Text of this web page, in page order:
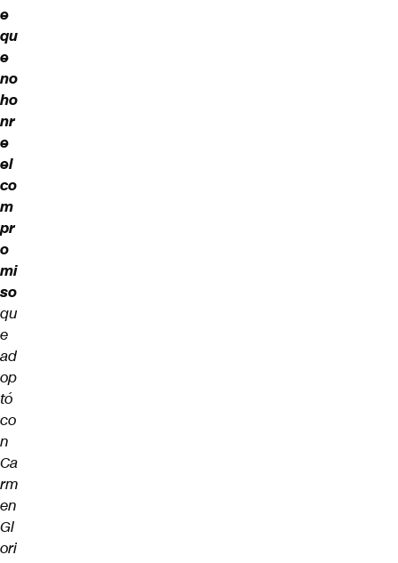
e
qu
e
no
ho
nr
e
el
co
m
pr
o
mi
so
qu
e
ad
op
tó
co
n
Ca
rm
en
Gl
ori